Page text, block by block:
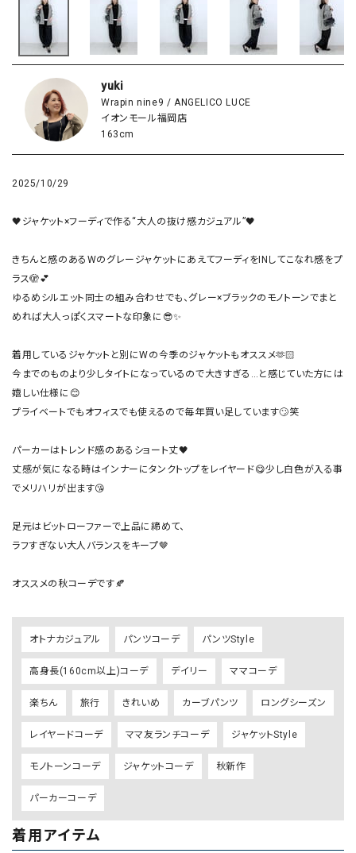
yuki
Wrapin nine9 / ANGELICO LUCE
イオンモール福岡店
163cm
2025/10/29
🖤ジャケット×フーディで作る“大人の抜け感カジュアル”🖤
きちんと感のあるWのグレージャケットにあえてフーディをINしてこなれ感をプ
ラス🫣💕
ゆるめシルエット同士の組み合わせでも、グレー×ブラックのモノトーンでまと
めれば大人っぽくスマートな印象に😎✨
着用しているジャケットと別にWの今季のジャケットもオススメ🫶🏻
今までのものより少しタイトになっているので大きすぎる…と感じていた方には
嬉しい仕様に😊
プライベートでもオフィスでも使えるので毎年買い足しています🙄笑
パーカーはトレンド感のあるショート丈🖤
丈感が気になる時はインナーにタンクトップをレイヤード😋少し白色が入る事
でメリハリが出ます😘
足元はビットローファーで上品に締めて、
ラフすぎない大人バランスをキープ🤎
オトナカジュアル パンツコーデ パンツStyle
高身長(160cm以上)コーデ デイリー ママコーデ
楽ちん 旅行 きれいめ カーブパンツ ロングシーズン
レイヤードコーデ ママ友ランチコーデ ジャケットStyle
モノトーンコーデ ジャケットコーデ 秋新作
パーカーコーデ
着用アイテム